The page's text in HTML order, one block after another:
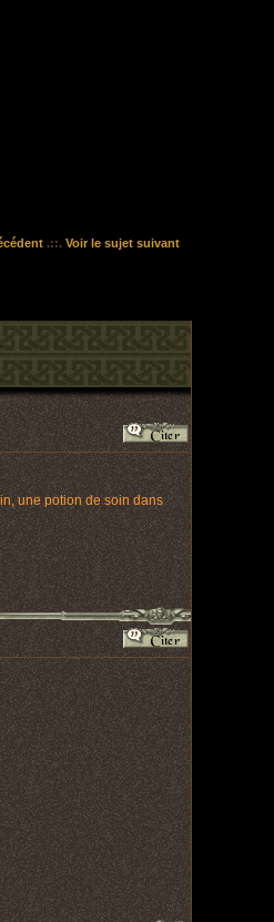
.::. Voir le sujet suivant
une potion de soin dans